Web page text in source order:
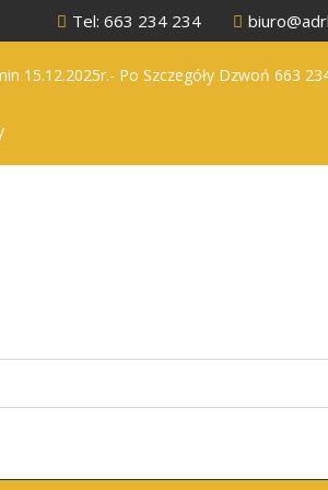
Tel: 663 234 234
15.12.2025r.- Po Szczegóły Dzwoń 663